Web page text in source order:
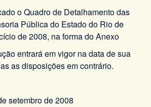
o Quadro de Detalhamento das
Pública do Estado do Rio de
de 2008, na forma do Anexo
entrará em vigor na data de sua
as disposições em contrário.
setembro de 2008